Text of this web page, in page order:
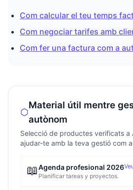
Com calcular el teu temps
Com negociar tarifes amb
Com fer una factura com a
Material útil mentre
autònom
Selecció de productes verificats a
ajudar-te amb la teva gestió com
📖Agenda profesional 2026
Planificar tareas y proyectos.